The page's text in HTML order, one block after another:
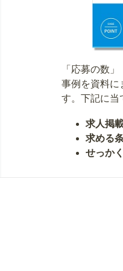
「応募の数
事例を資料に
す。下記に当
求人掲
求める
せっか